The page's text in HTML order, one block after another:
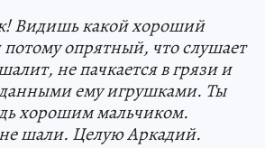
Видишь какой хороший
опрятный, что слушает
не пачкается в грязи и
данными ему игрушками. Ты
хорошим мальчиком.
шали. Целую Аркадий.